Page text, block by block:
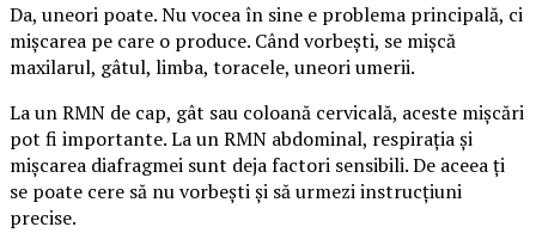
Da, uneori poate. Nu vocea în sine e problema principală, ci
mișcarea pe care o produce. Când vorbești, se mișcă
maxilarul, gâtul, limba, toracele, uneori umerii.
La un RMN de cap, gât sau coloană cervicală, aceste mișcări
pot fi importante. La un RMN abdominal, respirația și
mișcarea diafragmei sunt deja factori sensibili. De aceea ți
se poate cere să nu vorbești și să urmezi instrucțiuni
precise.